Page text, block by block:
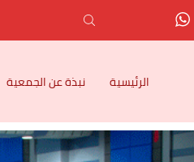
الرئيسية نبذة عن الجمعية